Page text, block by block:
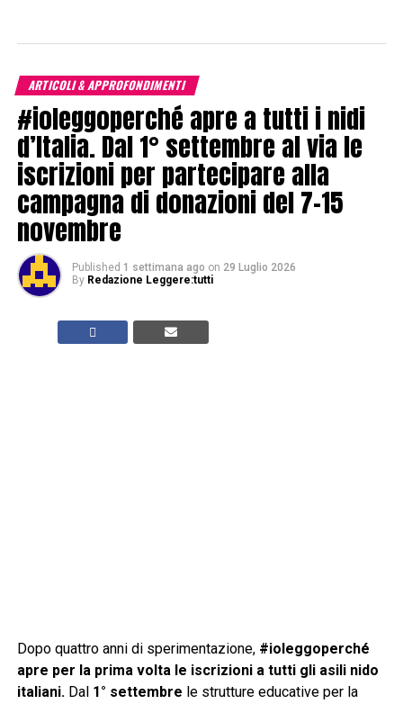
ARTICOLI & APPROFONDIMENTI
#ioleggoperché apre a tutti i nidi
d’Italia. Dal 1° settembre al via le
iscrizioni per partecipare alla
campagna di donazioni del 7-15
novembre
Published 1 settimana ago on 29 Luglio 2026
By Redazione Leggere:tutti
Dopo quattro anni di sperimentazione, #ioleggoperché
apre per la prima volta le iscrizioni a tutti gli asili nido
italiani.Dal 1° settembre le strutture educative per la